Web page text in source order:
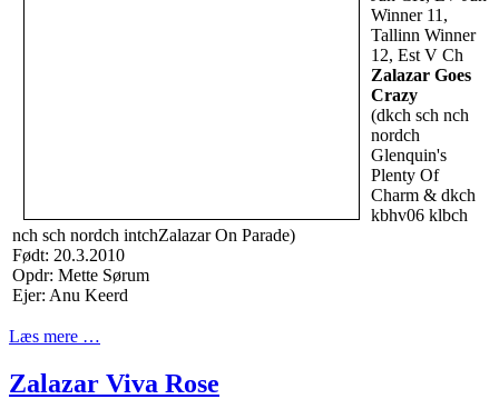
Winner 11,
Tallinn Winner
12, Est V Ch
Zalazar Goes
Crazy
(dkch sch nch
nordch
Glenquin's
Plenty Of
Charm & dkch
kbhv06 klbch
nch sch nordch intchZalazar On Parade)
Født: 20.3.2010
Opdr: Mette Sørum
Ejer: Anu Keerd
Læs mere …
Zalazar Viva Rose